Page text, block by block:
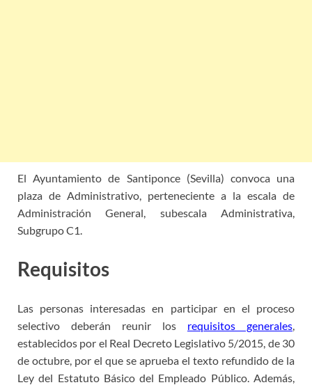
El Ayuntamiento de Santiponce (Sevilla) convoca una
plaza de Administrativo, perteneciente a la escala de
Administración General, subescala Administrativa,
Subgrupo C1.
Requisitos
Las personas interesadas en participar en el proceso
selectivo deberán reunir los requisitos generales
establecidos por el Real Decreto Legislativo 5/2015, de 30
de octubre, por el que se aprueba el texto refundido de la
Ley del Estatuto Básico del Empleado Público. Además,